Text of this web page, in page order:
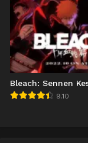
Bleach: Sennen
9.10